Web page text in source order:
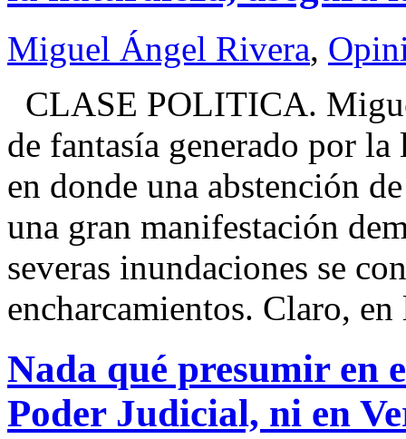
Miguel Ángel Rivera,
CLASE POLITICA.
de fantasía generado por
en donde una abstención
una gran manifestación
severas inundaciones se
encharcamientos. Claro,
Nada qué presumir en
Poder Judicial, ni en